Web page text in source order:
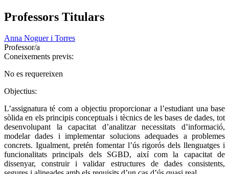
Professors Titulars
Anna Noguer i Torres
Professor/a
Coneixements previs:
No es requereixen
Objectius:
L’assignatura té com a objectiu proporcionar a l’estudiant una base
sòlida en els principis conceptuals i tècnics de les bases de dades, tot
desenvolupant la capacitat d’analitzar necessitats d’informació,
modelar dades i implementar solucions adequades a problemes
concrets. Igualment, pretén fomentar l’ús rigorós dels llenguatges i
funcionalitats principals dels SGBD, així com la capacitat de
dissenyar, construir i validar estructures de dades consistents,